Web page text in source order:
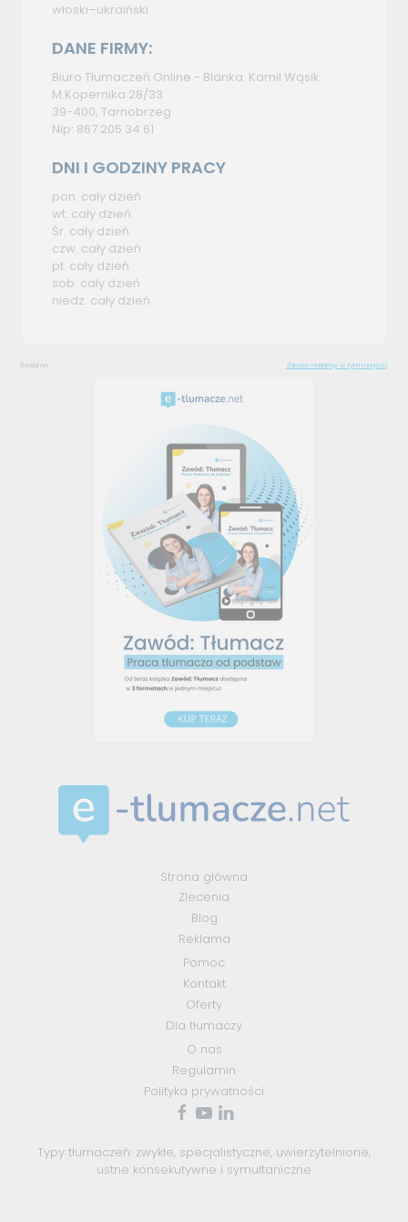
włoski–ukraiński
DANE FIRMY:
Biuro Tłumaczeń Online - Blanka. Kamil Wąsik
M.Kopernika 28/33
39-400, Tarnobrzeg
Nip: 867 205 34 61
DNI I GODZINY PRACY
pon. cały dzień
wt. cały dzień
Śr. cały dzień
czw. cały dzień
pt. cały dzień
sob. cały dzień
niedz. cały dzień
Reklama Zamów reklamę w tym miejscu
Strona główna
Zlecenia
Blog
Reklama
Pomoc
Kontakt
Oferty
Dla tłumaczy
O nas
Regulamin
Polityka prywatności
Typy tłumaczeń: zwykłe, specjalistyczne, uwierzytelnione,
ustne konsekutywne i symultaniczne